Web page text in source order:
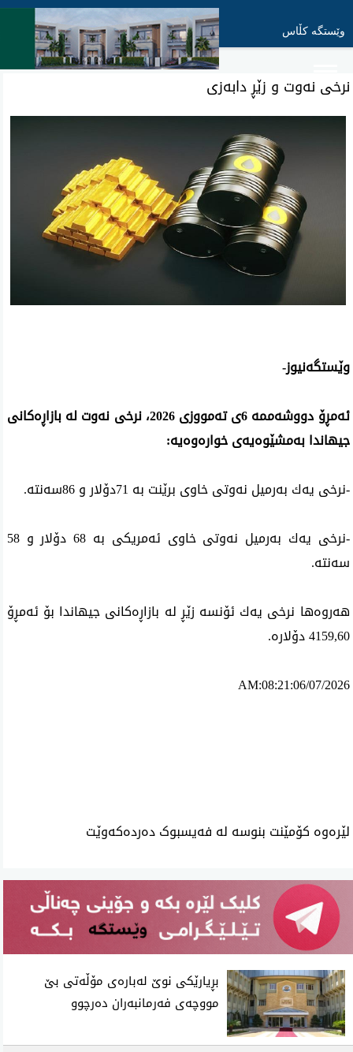
وێستگە کڵاس
نرخی نەوت و زێڕ دابەزی
وێستگەنیوز-
جیهاندا به‌مشێوه‌یه‌ی خواره‌وه‌یه‌:
-نرخی یه‌ك به‌رمیل نه‌وتی خاوی برێنت به‌ 71دۆلار و 86سه‌نته‌.
سه‌نته‌.
4159,60 دۆلاره‌.
AM:08:21:06/07/2026
لێرەوە کۆمێنت بنوسە لە فەیسبوک دەردەکەوێت
بڕیارێکی نوێ لەبارەی مۆڵەتی بێ
مووچەی فەرمانبەران دەرچوو